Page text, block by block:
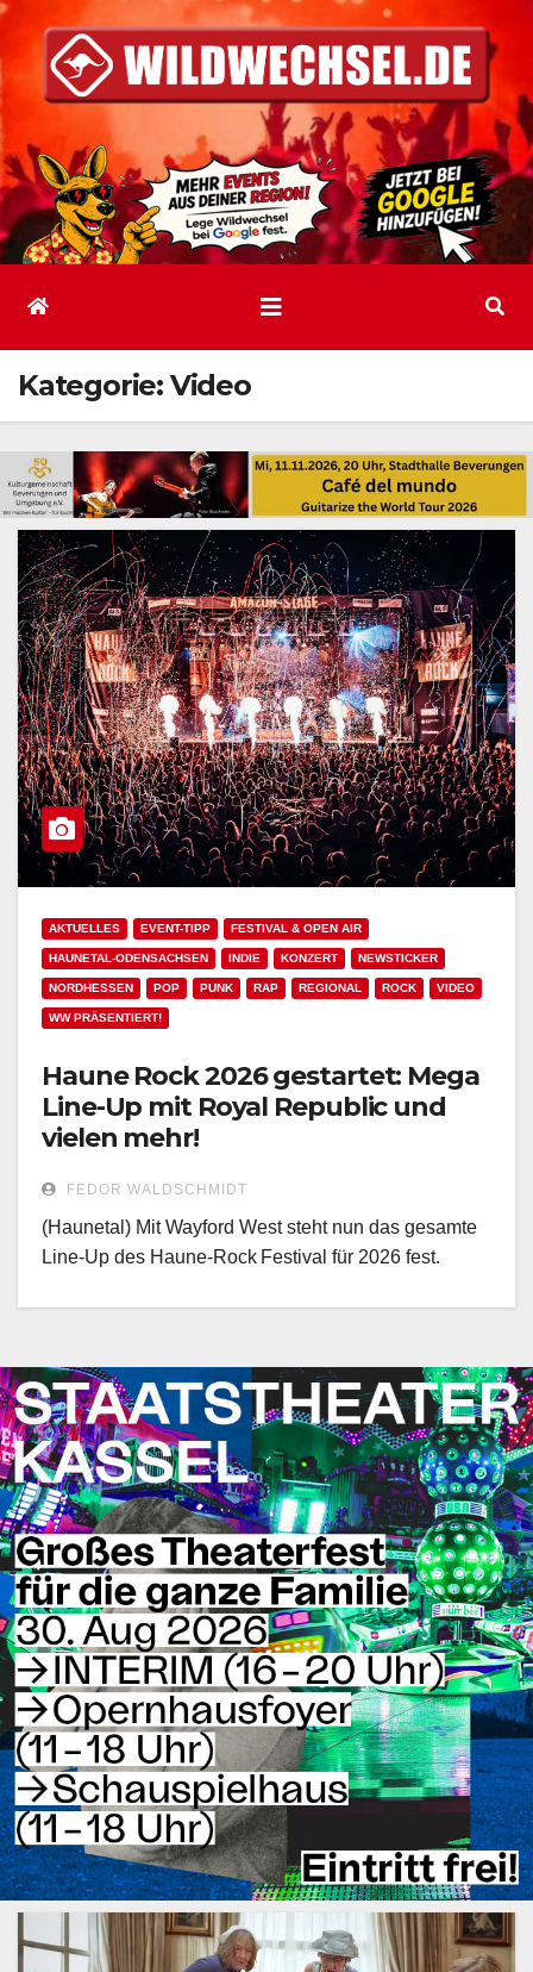
Inhalt
springen
Kategorie: Video
AKTUELLES EVENT-TIPP FESTIVAL & OPEN AIR
HAUNETAL-ODENSACHSEN INDIE KONZERT NEWSTICKER
NORDHESSEN POP PUNK RAP REGIONAL ROCK VIDEO
WW PRÄSENTIERT!
Haune Rock 2026 gestartet: Mega
Line-Up mit Royal Republic und
vielen mehr!
FEDOR WALDSCHMIDT
(Haunetal) Mit Wayford West steht nun das gesamte
Line-Up des Haune‑Rock Festival für 2026 fest.